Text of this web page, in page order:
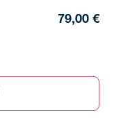
79,00 €